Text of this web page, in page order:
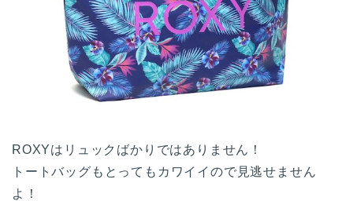
ROXYはリュックばかりではありません！
トートバッグもとってもカワイイので見逃せません
よ！